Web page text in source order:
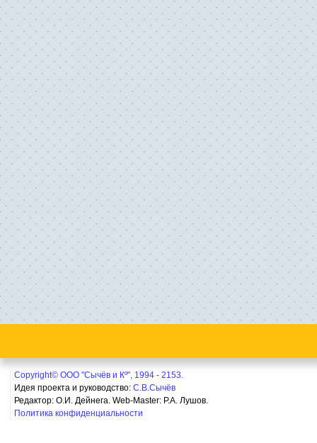
Copyright© ООО "Сычёв и Кº", 1994 - 2153.
Идея проекта и руководство: С.В.Сычёв
Редактор: О.И. Дейнега. Web-Master: Р.А. Лушов.
Политика конфиденциальности